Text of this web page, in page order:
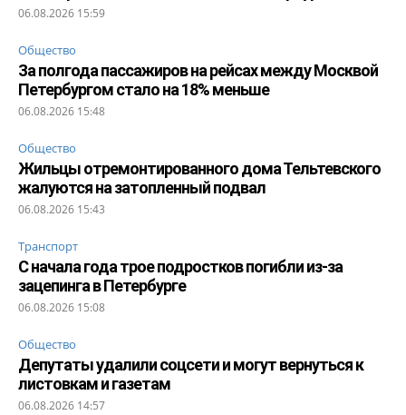
06.08.2026 15:59
Общество
За полгода пассажиров на рейсах между Москвой
Петербургом стало на 18% меньше
06.08.2026 15:48
Общество
Жильцы отремонтированного дома Тельтевского
жалуются на затопленный подвал
06.08.2026 15:43
Транспорт
С начала года трое подростков погибли из-за
зацепинга в Петербурге
06.08.2026 15:08
Общество
Депутаты удалили соцсети и могут вернуться к
листовкам и газетам
06.08.2026 14:57